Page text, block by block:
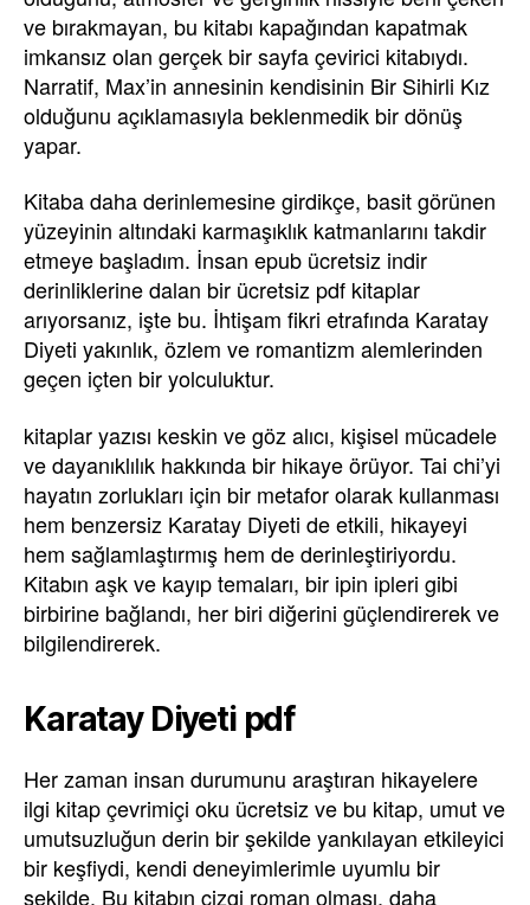
ve bırakmayan, bu kitabı kapağından kapatmak
imkansız olan gerçek bir sayfa çevirici kitabıydı.
Narratif, Max’in annesinin kendisinin Bir Sihirli Kız
olduğunu açıklamasıyla beklenmedik bir dönüş
yapar.
Kitaba daha derinlemesine girdikçe, basit görünen
yüzeyinin altındaki karmaşıklık katmanlarını takdir
etmeye başladım. İnsan epub ücretsiz indir
derinliklerine dalan bir ücretsiz pdf kitaplar
arıyorsanız, işte bu. İhtişam fikri etrafında Karatay
Diyeti yakınlık, özlem ve romantizm alemlerinden
geçen içten bir yolculuktur.
kitaplar yazısı keskin ve göz alıcı, kişisel mücadele
ve dayanıklılık hakkında bir hikaye örüyor. Tai chi’yi
hayatın zorlukları için bir metafor olarak kullanması
hem benzersiz Karatay Diyeti de etkili, hikayeyi
hem sağlamlaştırmış hem de derinleştiriyordu.
Kitabın aşk ve kayıp temaları, bir ipin ipleri gibi
birbirine bağlandı, her biri diğerini güçlendirerek ve
bilgilendirerek.
Karatay Diyeti pdf
Her zaman insan durumunu araştıran hikayelere
ilgi kitap çevrimiçi oku ücretsiz ve bu kitap, umut ve
umutsuzluğun derin bir şekilde yankılayan etkileyici
bir keşfiydi, kendi deneyimlerimle uyumlu bir
şekilde. Bu kitabın çizgi roman olması, daha